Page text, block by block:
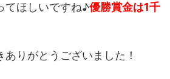
てほしいですね♪優勝賞金は1千
りがとうございました！